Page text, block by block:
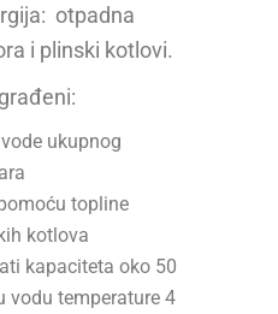
otpadna
i plinski kotlovi.
ukupnog
topline
kotlova
kapaciteta oko 50
vodu temperature 4